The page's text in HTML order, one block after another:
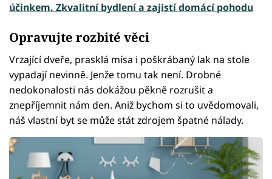
účinkem. Zkvalitní bydlení a zajistí domácí pohodu
Opravujte rozbité věci
Vrzající dveře, prasklá mísa i poškrábaný lak na stole
vypadají nevinně. Jenže tomu tak není. Drobné
nedokonalosti nás dokážou pěkně rozrušit a
znepříjemnit nám den. Aniž bychom si to uvědomovali,
náš vlastní byt se může stát zdrojem špatné nálady.